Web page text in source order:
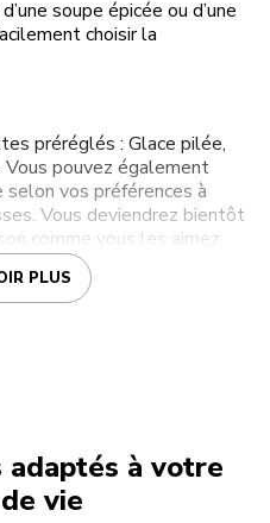
soupe épicée ou d’une
choisir la
préréglés : Glace pilée,
pouvez également
vos préférences à
Vous deviendrez bientôt
comme vous les aimez.
PLUS
adaptés à votre
vie